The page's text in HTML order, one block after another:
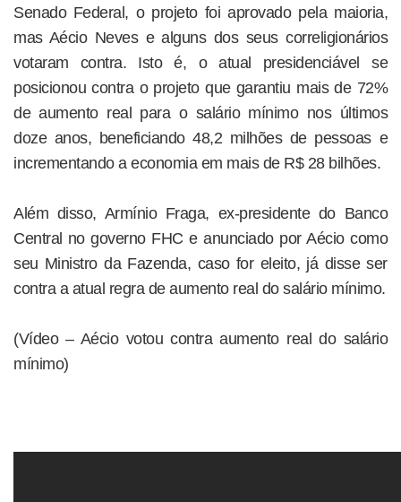
Senado Federal, o projeto foi aprovado pela maioria,
mas Aécio Neves e alguns dos seus correligionários
votaram contra. Isto é, o atual presidenciável se
posicionou contra o projeto que garantiu mais de 72%
de aumento real para o salário mínimo nos últimos
doze anos, beneficiando 48,2 milhões de pessoas e
incrementando a economia em mais de R$ 28 bilhões.
Além disso, Armínio Fraga, ex-presidente do Banco
Central no governo FHC e anunciado por Aécio como
seu Ministro da Fazenda, caso for eleito, já disse ser
contra a atual regra de aumento real do salário mínimo.
(Vídeo – Aécio votou contra aumento real do salário
mínimo)